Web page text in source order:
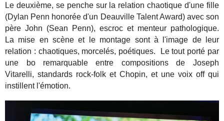
Le deuxième, se penche sur la relation chaotique d'une fille
(Dylan Penn honorée d'un Deauville Talent Award) avec son
père John (Sean Penn), escroc et menteur pathologique.
La mise en scène et le montage sont à l'image de leur
relation : chaotiques, morcelés, poétiques. Le tout porté par
une bo remarquable entre compositions de Joseph
Vitarelli, standards rock-folk et Chopin, et une voix off qui
instillent l'émotion.